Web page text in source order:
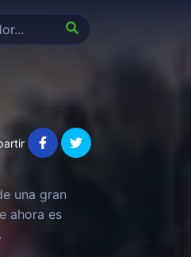
una gran
ahora es